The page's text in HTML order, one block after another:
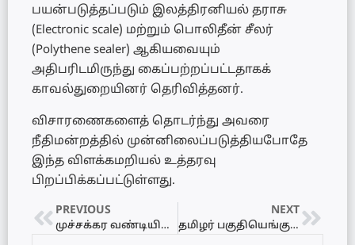
பயன்படுத்தப்படும் இலத்திரனியல் தராசு
(Electronic scale) மற்றும் பொலிதீன் சீலர்
(Polythene sealer) ஆகியவையும்
அதிபரிடமிருந்து கைப்பற்றப்பட்டதாகக்
காவல்துறையினர் தெரிவித்தனர்.
விசாரணைகளைத் தொடர்ந்து அவரை
நீதிமன்றத்தில் முன்னிலைப்படுத்தியபோதே
இந்த விளக்கமறியல் உத்தரவு
பிறப்பிக்கப்பட்டுள்ளது.
PREVIOUS
முச்சக்கர வண்டியில் தலையை வெளியே நீட்டிய முன்பள்ளி மாணவி லொறி மோதி பலி!
NEXT
தமிழர் பகுதியெங்கும் 71ஆவது பிறந்தநாள் கொண்டாட்டம்